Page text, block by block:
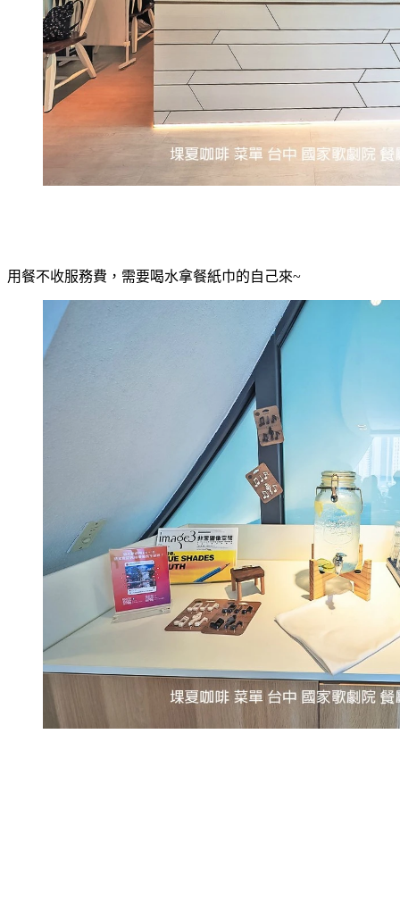
用餐不收服務費，需要喝水拿餐紙巾的自己來~